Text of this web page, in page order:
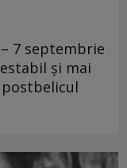
7 septembrie
și mai